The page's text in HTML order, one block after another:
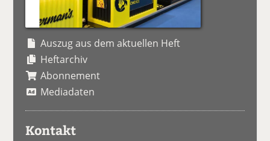
Auszug aus dem aktuellen Heft
Heftarchiv
Abonnement
Mediadaten
Kontakt